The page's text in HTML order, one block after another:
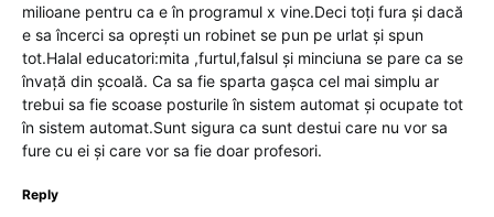
milioane pentru ca e în programul x vine.Deci toți fura și dacă
e sa încerci sa oprești un robinet se pun pe urlat și spun
tot.Halal educatori:mita ,furtul,falsul și minciuna se pare ca se
învață din școală. Ca sa fie sparta gașca cel mai simplu ar
trebui sa fie scoase posturile în sistem automat și ocupate tot
în sistem automat.Sunt sigura ca sunt destui care nu vor sa
fure cu ei și care vor sa fie doar profesori.
Reply